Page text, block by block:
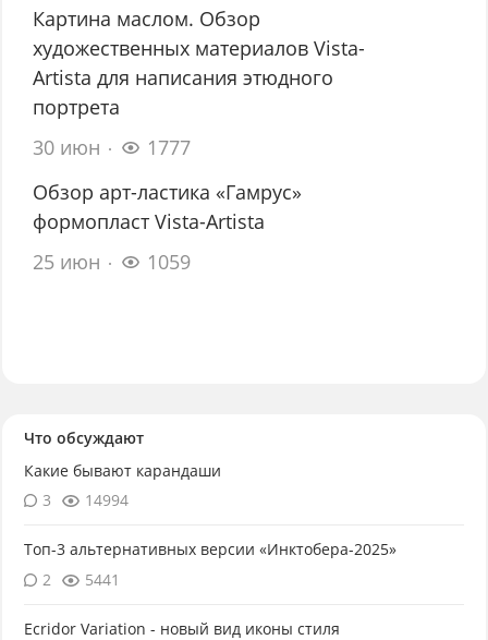
Картина маслом. Обзор
художественных материалов Vista-
Artista для написания этюдного
портрета
30 июн
1777
Обзор арт-ластика «Гамрус»
формопласт Vista-Artista
25 июн
1059
Что обсуждают
Какие бывают карандаши
3
14994
Топ-3 альтернативных версии «Инктобера-2025»
2
5441
Ecridor Variation - новый вид иконы стиля